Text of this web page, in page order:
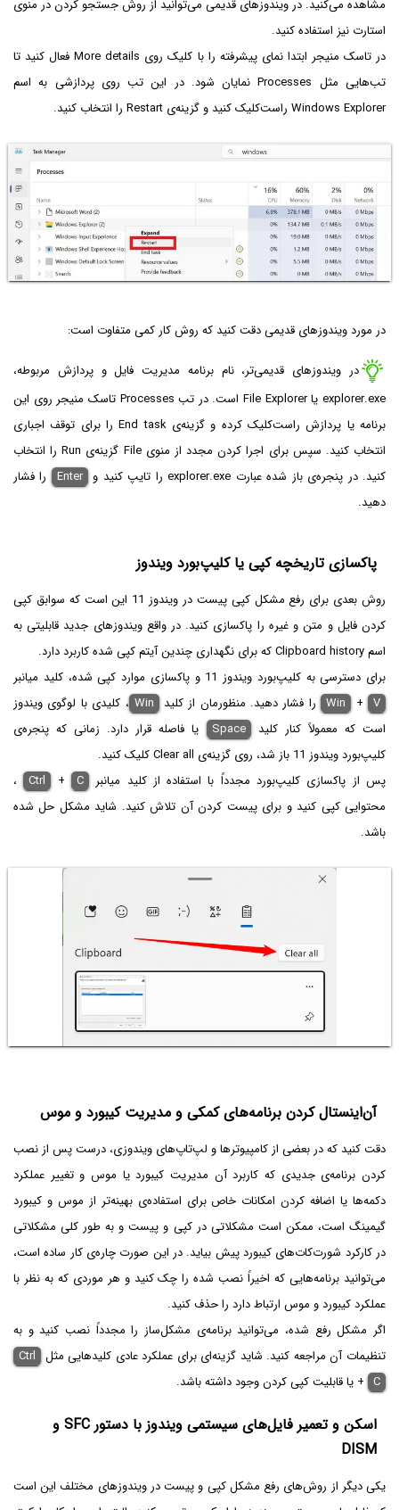
مشاهده می‌کنید. در ویندوزهای قدیمی می‌توانید از روش جستجو کردن در منوی
استارت نیز استفاده کنید.
در تاسک منیجر ابتدا نمای پیشرفته را با کلیک روی More details فعال کنید تا
تب‌هایی مثل Processes نمایان شود. در این تب روی پردازشی به اسم
Windows Explorer راست‌کلیک کنید و گزینه‌ی Restart را انتخاب کنید.
در مورد ویندوزهای قدیمی دقت کنید که روش کار کمی متفاوت است:
در ویندوزهای قدیمی‌تر، نام برنامه مدیریت فایل و پردازش مربوطه،
explorer.exe یا File Explorer است. در تب Processes تاسک منیجر روی این
برنامه یا پردازش راست‌کلیک کرده و گزینه‌ی End task را برای توقف اجباری
انتخاب کنید. سپس برای اجرا کردن مجدد از منوی File گزینه‌ی Run را انتخاب
کنید. در پنجره‌ی باز شده عبارت explorer.exe را تایپ کنید و
Enter را فشار
دهید.
پاکسازی تاریخچه کپی یا کلیپ‌بورد ویندوز
روش بعدی برای رفع مشکل کپی پیست در ویندوز 11 این است که سوابق کپی
کردن فایل و متن و غیره را پاکسازی کنید. در واقع ویندوزهای جدید قابلیتی به
اسم Clipboard history که برای نگهداری چندین آیتم کپی شده کاربرد دارد.
برای دسترسی به کلیپ‌بورد ویندوز 11 و پاکسازی موارد کپی شده، کلید میانبر
Win + V را فشار دهید. منظورمان از کلید Win ، کلیدی با لوگوی ویندوز
است که معمولاً کنار کلید Space یا فاصله قرار دارد. زمانی که پنجره‌ی
کلیپ‌بورد ویندوز 11 باز شد، روی گزینه‌ی Clear all کلیک کنید.
پس از پاکسازی کلیپ‌بورد مجدداً با استفاده از کلید میانبر
Ctrl + C
،
محتوایی کپی کنید و برای پیست کردن آن تلاش کنید. شاید مشکل حل شده
باشد.
آن‌اینستال کردن برنامه‌های کمکی و مدیریت کیبورد و موس
دقت کنید که در بعضی از کامپیوترها و لپ‌تاپ‌های ویندوزی، درست پس از نصب
کردن برنامه‌ی جدیدی که کاربرد آن مدیریت کیبورد یا موس و تغییر عملکرد
دکمه‌ها یا اضافه کردن امکانات خاص برای استفاده‌ی بهینه‌تر از موس و کیبورد
گیمینگ است، ممکن است مشکلاتی در کپی و پیست و به طور کلی مشکلاتی
در کارکرد شورت‌کات‌های کیبورد پیش بیاید. در این صورت چاره‌ی کار ساده است،
می‌توانید برنامه‌هایی که اخیراً نصب شده را چک کنید و هر موردی که به نظر با
عملکرد کیبورد و موس ارتباط دارد را حذف کنید.
اگر مشکل رفع شده، می‌توانید برنامه‌ی مشکل‌ساز را مجدداً نصب کنید و به
تنظیمات آن مراجعه کنید. شاید گزینه‌ای برای عملکرد عادی کلیدهایی مثل Ctrl
+ C یا قابلیت کپی کردن وجود داشته باشد.
اسکن و تعمیر فایل‌های سیستمی ویندوز با دستور SFC و
DISM
یکی دیگر از روش‌های رفع مشکل کپی و پیست در ویندوزهای مختلف این است